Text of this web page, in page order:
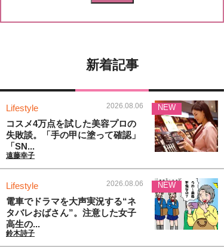
新着記事
Lifestyle 2026.08.06
コスメ4万点を試した美容プロの
失敗談。「手の甲に塗って確認」
「SN...
遠藤幸子
NEW
Lifestyle 2026.08.06
電車でドラマを大声実況する“ネ
タバレおばさん”。注意した女子
高生の...
鈴木詩子
NEW